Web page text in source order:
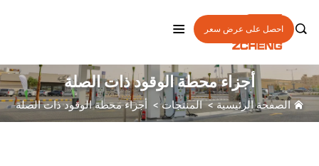
 احصل على عرض سعر
أجزاء محطة الوقود ذات الصلة
الصفحة الرئيسية>المنتجات> أجزاء محطة الوقود ذات الصلة